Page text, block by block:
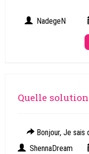
NadegeN
Quelle
Bonjour, Je sais
ShennaDream